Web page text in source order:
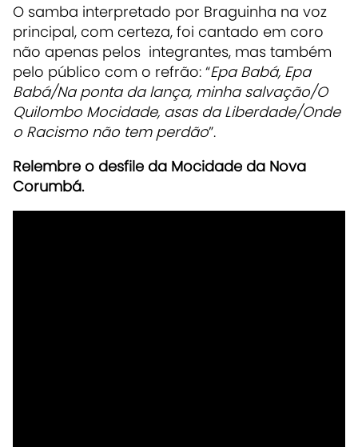
O samba interpretado por Braguinha na voz
principal, com certeza, foi cantado em coro
não apenas pelos integrantes, mas também
pelo público com o refrão: “Epa Babá, Epa
Babá/Na ponta da lança, minha salvação/O
Quilombo Mocidade, asas da Liberdade/Onde
o Racismo não tem perdão”.
Relembre o desfile da Mocidade da Nova
Corumbá.